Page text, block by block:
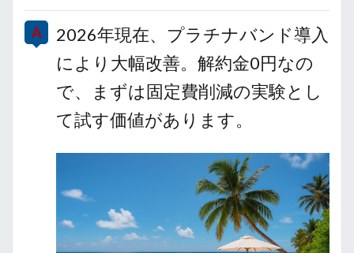
2026年現在、プラチナバンド導入
により大幅改善。解約金0円なの
で、まずは固定費削減の実験とし
て試す価値があります。